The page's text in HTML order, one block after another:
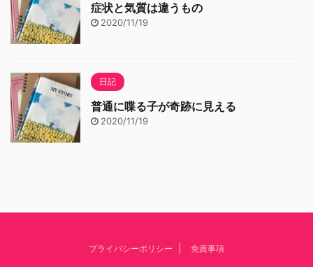
症状と気質は違うもの
2020/11/19
日記
普通に喋る子が奇跡に見える
2020/11/19
プライバシーポリシー 免責事項